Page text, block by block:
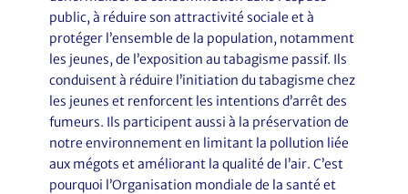
public, à réduire son attractivité sociale et à
protéger l’ensemble de la population, notamment
les jeunes, de l’exposition au tabagisme passif. Ils
conduisent à réduire l’initiation du tabagisme chez
les jeunes et renforcent les intentions d’arrêt des
fumeurs. Ils participent aussi à la préservation de
notre environnement en limitant la pollution liée
aux mégots et améliorant la qualité de l’air. C’est
pourquoi l’Organisation mondiale de la santé et